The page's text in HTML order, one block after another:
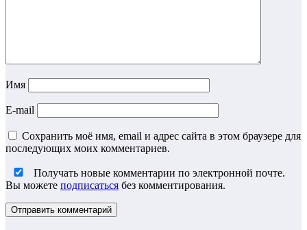
Имя
E-mail
Сохранить моё имя, email и адрес сайта в этом браузере для
последующих моих комментариев.
Получать новые комментарии по электронной почте.
Вы можете подписаться без комментирования.